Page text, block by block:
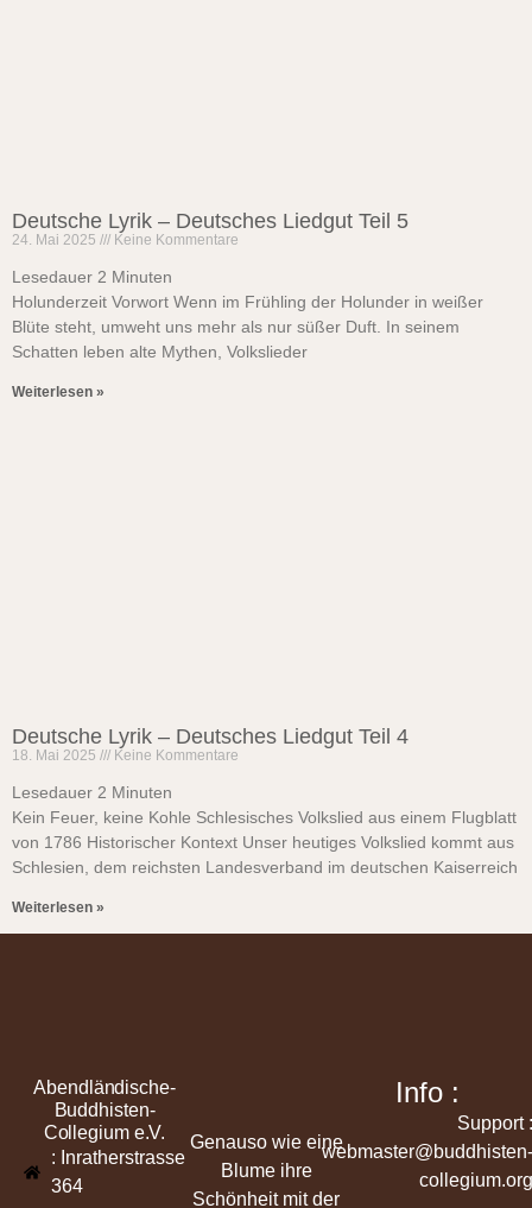
Deutsche Lyrik – Deutsches Liedgut Teil 5
24. Mai 2025 Keine Kommentare
Lesedauer 2 Minuten
Holunderzeit Vorwort Wenn im Frühling der Holunder in weißer
Blüte steht, umweht uns mehr als nur süßer Duft. In seinem
Schatten leben alte Mythen, Volkslieder
Weiterlesen »
Deutsche Lyrik – Deutsches Liedgut Teil 4
18. Mai 2025 Keine Kommentare
Lesedauer 2 Minuten
Kein Feuer, keine Kohle Schlesisches Volkslied aus einem Flugblatt
von 1786 Historischer Kontext Unser heutiges Volkslied kommt aus
Schlesien, dem reichsten Landesverband im deutschen Kaiserreich
Weiterlesen »
Abendländische-
Buddhisten-
Collegium e.V.
: Inratherstrasse
364
Genauso wie eine
Blume ihre
Schönheit mit der
Info :
Support :
webmaster@buddhisten-
collegium.org